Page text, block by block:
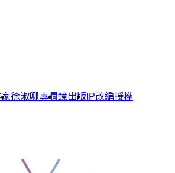
徐淑卿專欄鏡出版 IP改編授權